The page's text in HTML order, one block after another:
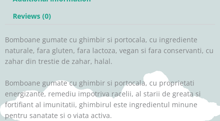
Reviews (0)
Bomboane gumate cu ghimbir si portocala, cu ingrediente
naturale, fara gluten, fara lactoza, vegan si fara conservanti, cu
zahar din trestie de zahar, halal.
Bomboane gumate cu ghimbir si portocala, cu proprietati
energizante, remediu impotriva racelii, al starii de greata si
fortifiant al imunitatii, ghimbirul este ingredientul minune
pentru sanatate si o viata activa.